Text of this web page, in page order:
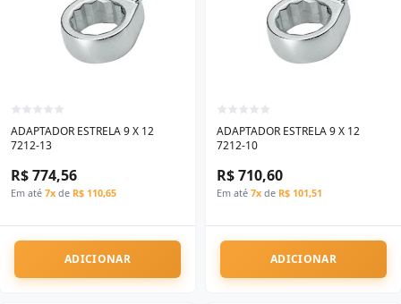
ADAPTADOR ESTRELA 9 X 12
7212-13
R$ 774,56
Em até 7x de R$ 110,65
ADICIONAR
ADAPTADOR ESTRELA 9 X 12
7212-10
R$ 710,60
Em até 7x de R$ 101,51
ADICIONAR